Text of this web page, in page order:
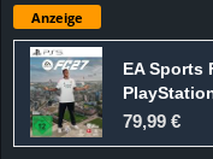
Anzeige
EA Sports
79,99 €